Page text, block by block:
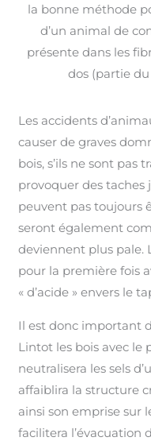
la bonne méthode
d’un animal de
présente dans les
dos (partie
Les accidents
causer de graves
bois, s’ils ne sont pas
provoquer des taches
peuvent pas toujours
seront également
deviennent plus pale.
pour la première fois
« d’acide » envers le
Il est donc important
Lintot les bois avec
neutralisera les sels
affaiblira la structure
ainsi son emprise sur
facilitera l’évacuation